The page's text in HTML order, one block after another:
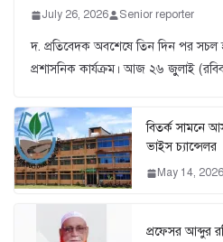
July 26, 2026 Senior reporter
দ. প্রতিবেদক অবশেষে তিন দিন পর সচল
প্রশাসনিক কার্যক্রম। আজ ২৬ জুুলাই
বিতর্ক সামনে
ভাইস চ্যান্সেলর
May 14, 2026
প্রফেসর আব্দুর